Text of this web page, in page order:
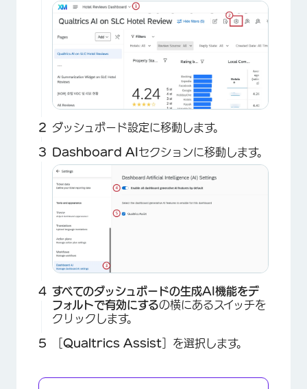
ダッシュボード設定に移動します。
Dashboard AI セクションに移動します。
すべてのダッシュボードの生成AI機能をデ
フォルトで有効にするの横にあるスイッチを
クリックします。
Qualtrics Assist ］を選択します。